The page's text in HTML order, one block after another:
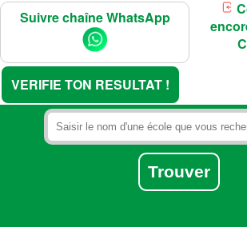
Suivre chaîne WhatsApp
VERIFIE TON RESULTAT !